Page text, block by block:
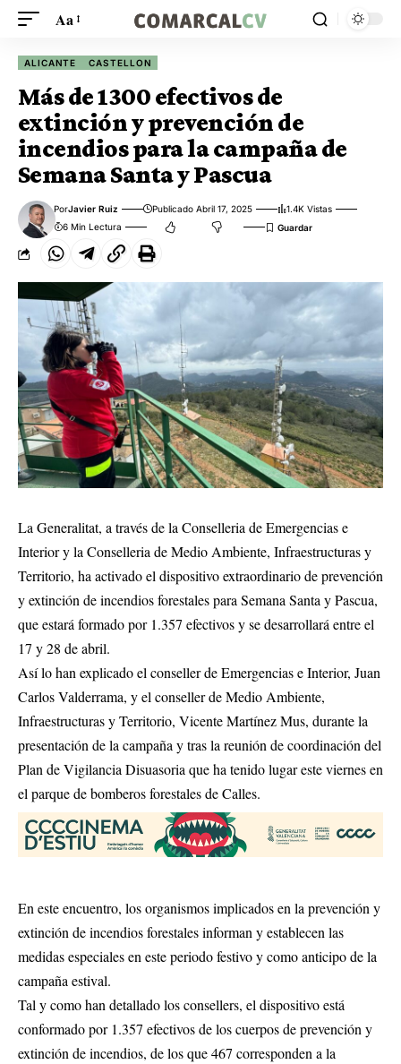
Aa
ALICANTE CASTELLON
Más de 1300 efectivos de
extinción y prevención de
incendios para la campaña de
Semana Santa y Pascua
PorJavier Ruiz Publicado Abril 17, 2025
1.4K Vistas
6 Min Lectura
La Generalitat, a través de la Conselleria de Emergencias e
Interior y la Conselleria de Medio Ambiente, Infraestructuras y
Territorio, ha activado el dispositivo extraordinario de prevención
y extinción de incendios forestales para Semana Santa y Pascua,
que estará formado por 1.357 efectivos y se desarrollará entre el
17 y 28 de abril.
Así lo han explicado el conseller de Emergencias e Interior, Juan
Carlos Valderrama, y el conseller de Medio Ambiente,
Infraestructuras y Territorio, Vicente Martínez Mus, durante la
presentación de la campaña y tras la reunión de coordinación del
Plan de Vigilancia Disuasoria que ha tenido lugar este viernes en
el parque de bomberos forestales de Calles.
En este encuentro, los organismos implicados en la prevención y
extinción de incendios forestales informan y establecen las
medidas especiales en este periodo festivo y como anticipo de la
campaña estival.
Tal y como han detallado los consellers, el dispositivo está
conformado por 1.357 efectivos de los cuerpos de prevención y
extinción de incendios, de los que 467 corresponden a la